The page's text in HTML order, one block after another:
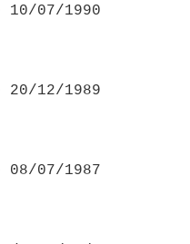
10/07/1990
20/12/1989
08/07/1987